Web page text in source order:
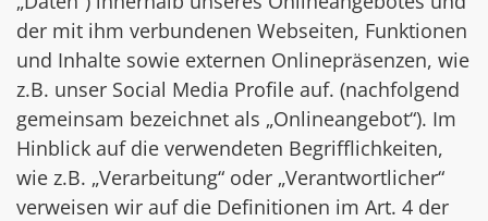
der mit ihm verbundenen Webseiten, Funktionen
und Inhalte sowie externen Onlinepräsenzen, wie
z.B. unser Social Media Profile auf. (nachfolgend
gemeinsam bezeichnet als „Onlineangebot“). Im
Hinblick auf die verwendeten Begrifflichkeiten,
wie z.B. „Verarbeitung“ oder „Verantwortlicher“
verweisen wir auf die Definitionen im Art. 4 der